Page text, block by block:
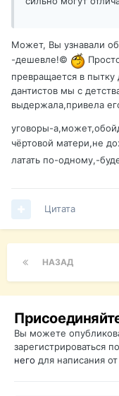
Может, Вы узнавали
-дешевле!©
превращается в
дантистов мы с
выдержала,привела
уговоры-
чёртовой матери,не
латать по-одному,-
Цитата
НАЗАД
Вы можете
зарегистрироваться
него для написания